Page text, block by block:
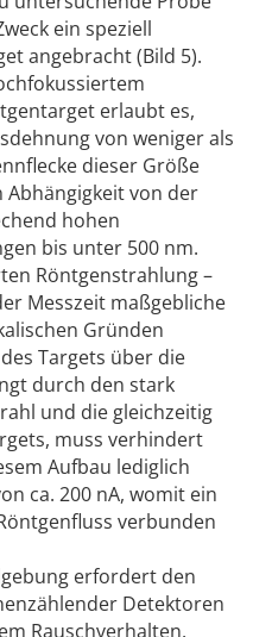
ein speziell
angebracht (Bild 5).
erlaubt es,
von weniger als
dieser Größe
von der
hohen
bis unter 500 nm.
Röntgenstrahlung –
Messzeit maßgebliche
Gründen
Targets über die
durch den stark
und die gleichzeitig
muss verhindert
Aufbau lediglich
ca. 200 nA, womit ein
verbunden
erfordert den
Detektoren
Rauschverhalten.